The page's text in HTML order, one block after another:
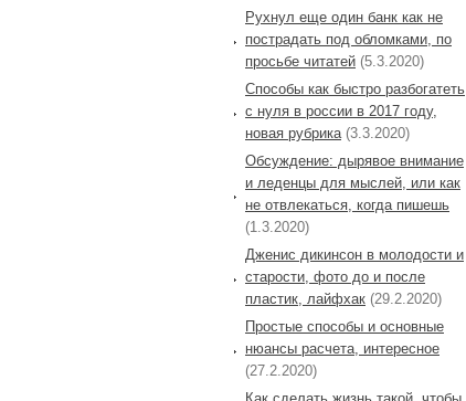
Рухнул еще один банк как не
пострадать под обломками, по
просьбе читатей (5.3.2020)
Способы как быстро разбогатеть
с нуля в россии в 2017 году,
новая рубрика (3.3.2020)
Обсуждение: дырявое внимание
и леденцы для мыслей, или как
не отвлекаться, когда пишешь
(1.3.2020)
Дженис дикинсон в молодости и
старости, фото до и после
пластик, лайфхак (29.2.2020)
Простые способы и основные
нюансы расчета, интересное
(27.2.2020)